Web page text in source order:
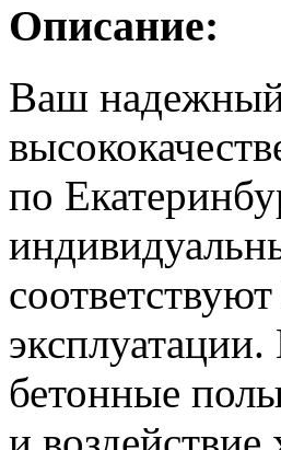
Описание:
Ваш надежный
по
бетонные